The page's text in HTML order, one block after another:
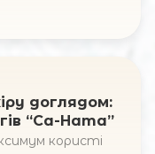
доглядом:
“Са-Ната”
користі